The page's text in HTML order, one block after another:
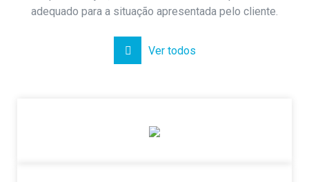
adequado para a situação apresentada pelo cliente.
Ver todos